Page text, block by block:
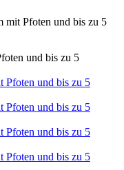
mit Pfoten und bis zu 5
und bis zu 5